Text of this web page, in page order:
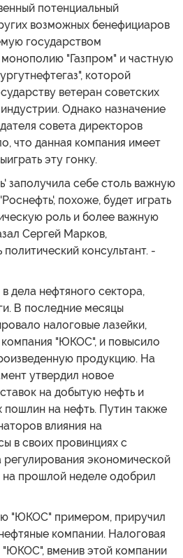
потенциальный
возможных бенефициаров
государством
"Газпром" и частную
которой
ветеран советских
Однако назначение
совета директоров
что данная компания имеет
эту гонку.
заполучила себе столь важную
похоже, будет играть
роль и более важную
Сергей Марков,
консультант. -
дела нефтяного сектора,
В последние месяцы
налоговые лазейки,
"ЮКОС", и повысило
продукцию. На
утвердил новое
на добытую нефть и
на нефть. Путин также
влияния на
в своих провинциях с
экономической
на прошлой неделе одобрил
"ЮКОС" примером, приручил
компании. Налоговая
вменив этой компании